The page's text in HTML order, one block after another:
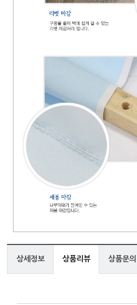
상세정보 상품리뷰 상품문의